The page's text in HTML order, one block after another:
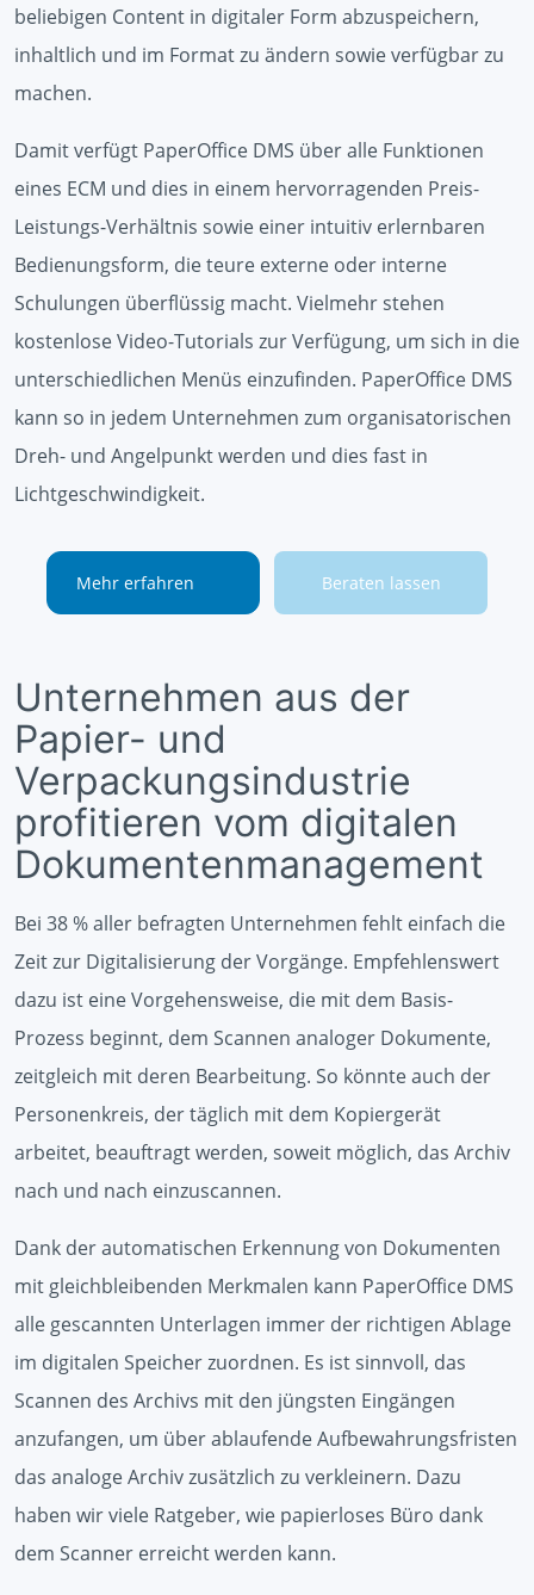
beliebigen Content in digitaler Form abzuspeichern,
inhaltlich und im Format zu ändern sowie verfügbar zu
machen.
Damit verfügt PaperOffice DMS über alle Funktionen
eines ECM und dies in einem hervorragenden Preis-
Leistungs-Verhältnis sowie einer intuitiv erlernbaren
Bedienungsform, die teure externe oder interne
Schulungen überflüssig macht. Vielmehr stehen
kostenlose Video-Tutorials zur Verfügung, um sich in die
unterschiedlichen Menüs einzufinden. PaperOffice DMS
kann so in jedem Unternehmen zum organisatorischen
Dreh- und Angelpunkt werden und dies fast in
Lichtgeschwindigkeit.
Mehr erfahren Beraten lassen
Unternehmen aus der
Papier- und
Verpackungsindustrie
profitieren vom digitalen
Dokumentenmanagement
Bei 38 % aller befragten Unternehmen fehlt einfach die
Zeit zur Digitalisierung der Vorgänge. Empfehlenswert
dazu ist eine Vorgehensweise, die mit dem Basis-
Prozess beginnt, dem Scannen analoger Dokumente,
zeitgleich mit deren Bearbeitung. So könnte auch der
Personenkreis, der täglich mit dem Kopiergerät
arbeitet, beauftragt werden, soweit möglich, das Archiv
nach und nach einzuscannen.
Dank der automatischen Erkennung von Dokumenten
mit gleichbleibenden Merkmalen kann PaperOffice DMS
alle gescannten Unterlagen immer der richtigen Ablage
im digitalen Speicher zuordnen. Es ist sinnvoll, das
Scannen des Archivs mit den jüngsten Eingängen
anzufangen, um über ablaufende Aufbewahrungsfristen
das analoge Archiv zusätzlich zu verkleinern. Dazu
haben wir viele Ratgeber, wie papierloses Büro dank
dem Scanner erreicht werden kann.